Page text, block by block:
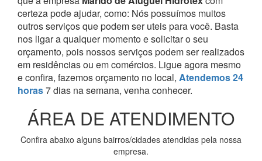
certeza pode ajudar, como: Nós possuímos muitos
outros serviços que podem ser uteis para você. Basta
nos ligar a qualquer momento e solicitar o seu
orçamento, pois nossos serviços podem ser realizados
em residências ou em comércios. Ligue agora mesmo
e confira, fazemos orçamento no local, Atendemos 24
horas7 dias na semana, venha conhecer.
ÁREA DE ATENDIMENTO
Confira abaixo alguns bairros/cidades atendidas pela nossa
empresa.